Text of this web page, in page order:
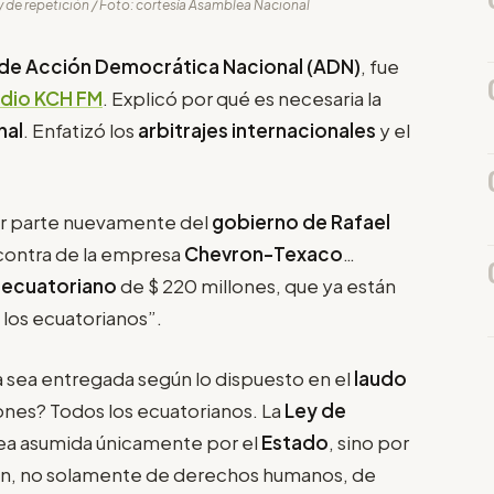
de repetición / Foto: cortesía Asamblea Nacional
Acción Democrática Nacional (ADN), fue
KCH FM. Explicó por qué es necesaria la
. Enfatizó los arbitrajes internacionales y el
parte nuevamente del gobierno de Rafael
de la empresa Chevron-Texaco…
de $ 220 millones, que ya están
ecuatorianos”.
entregada según lo dispuesto en el laudo
Todos los ecuatorianos. La Ley de
asumida únicamente por el Estado, sino por
no solamente de derechos humanos, de